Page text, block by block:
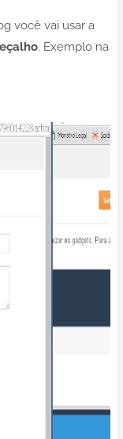
você vai usar a
. Exemplo na